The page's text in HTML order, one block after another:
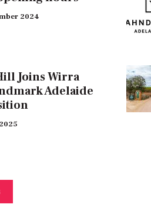
2024
Joins Wirra
Adelaide